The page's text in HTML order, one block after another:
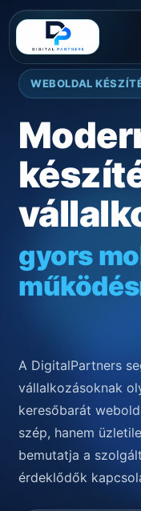
WEBOLDAL
gyors
A DigitalPartners
vállalkozásoknak
keresőbarát
szép, hanem
bemutatja a
érdeklődők